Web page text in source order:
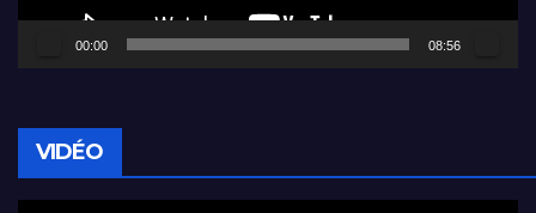
00:00 08:56
VIDÉO